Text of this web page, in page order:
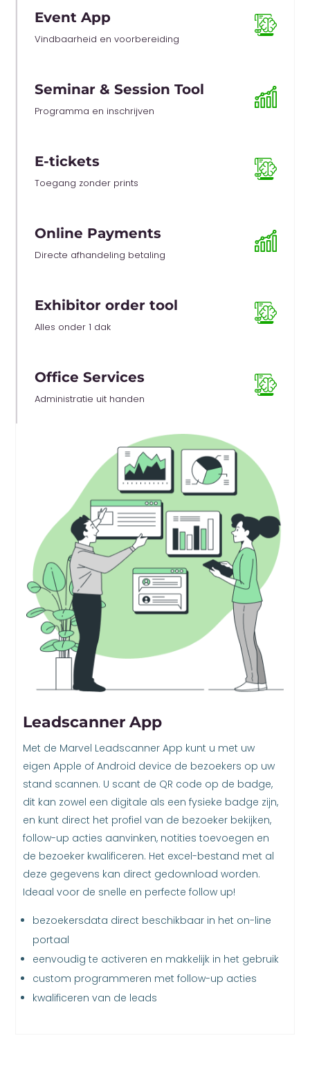
Event App
Vindbaarheid en voorbereiding
Seminar & Session Tool
Programma en inschrijven
E-tickets
Toegang zonder prints
Online Payments
Directe afhandeling betaling
Exhibitor order tool
Alles onder 1 dak
Office Services
Administratie uit handen
Leadscanner App
Met de Marvel Leadscanner App kunt u met uw
eigen Apple of Android device de bezoekers op uw
stand scannen. U scant de QR code op de badge,
dit kan zowel een digitale als een fysieke badge zijn,
en kunt direct het profiel van de bezoeker bekijken,
follow-up acties aanvinken, notities toevoegen en
de bezoeker kwalificeren. Het excel-bestand met al
deze gegevens kan direct gedownload worden.
Ideaal voor de snelle en perfecte follow up!
bezoekersdata direct beschikbaar in het on-line
portaal
eenvoudig te activeren en makkelijk in het gebruik
custom programmeren met follow-up acties
kwalificeren van de leads